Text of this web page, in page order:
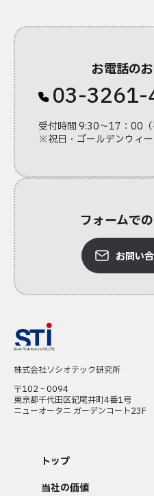
お電話の
03-3261-
受付時間 9:30～17：00（
※祝日・ゴールデンウィ
フォームで
お問い
株式会社ソシオテック研究所
〒102‐0094
東京都千代田区紀尾井町4番1号
ニューオータニ ガーデンコート23F
トップ
当社の価値